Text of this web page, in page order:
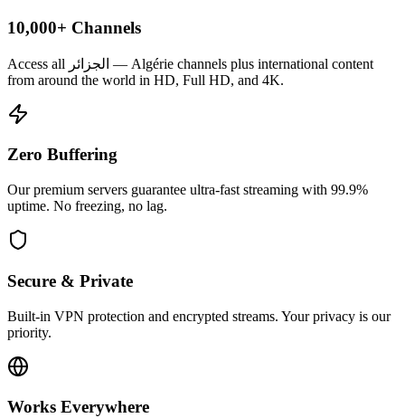
10,000+ Channels
Access all الجزائر — Algérie channels plus international content
from around the world in HD, Full HD, and 4K.
Zero Buffering
Our premium servers guarantee ultra-fast streaming with 99.9%
uptime. No freezing, no lag.
Secure & Private
Built-in VPN protection and encrypted streams. Your privacy is our
priority.
Works Everywhere